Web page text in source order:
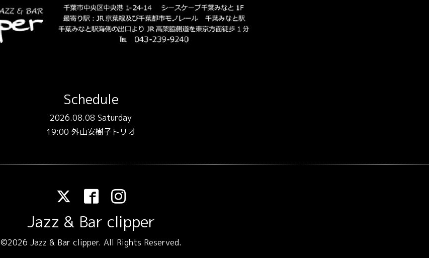
Schedule
2026.08.08 Saturday
19:00 外山安樹子トリオ
Jazz & Bar clipper
©2026 Jazz & Bar clipper. All Rights Reserved.